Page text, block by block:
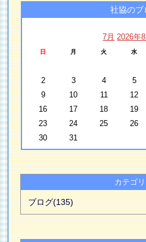
社協のブ
7月 2026年8
日 月 火 水
2
3 4 5
9
10 11 12
16
17 18 19
23
24 25 26
30
31
カテゴ
ブログ(135)